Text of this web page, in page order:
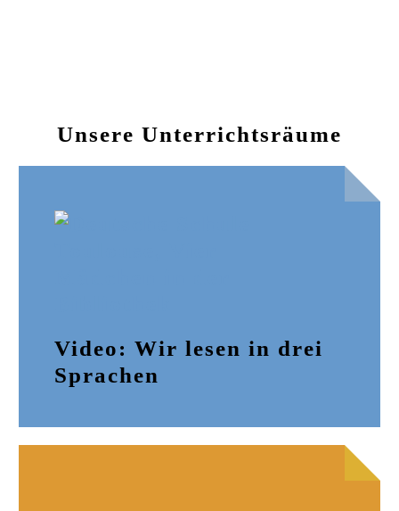
Unsere Unterrichtsräume
Video: Wir lesen in drei
Sprachen